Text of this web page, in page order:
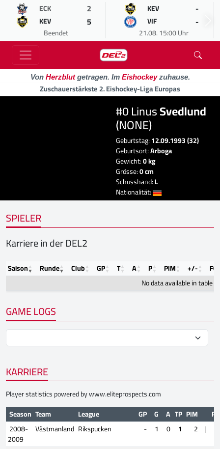
ECK 2
KEV 5
Beendet
KEV -
VIF -
21.08. 15:00 Uhr
Von Herzblutgetragen. Im Eishockeyzuhause.
Zuschauerstärkste 2. Eishockey-Liga Europas
#0 LinusSvedlund
(NONE)
Geburtstag:12.09.1993 (32)
Geburtsort:Arboga
Gewicht:0 kg
Grösse:0 cm
Schusshand:L
Nationalität:
SPIELER
Karriere in der DEL2
Saison Runde Club GP T A P PIM +/-
No data available in table
GAME LOGS
KARRIERE
Player statistics powered bywww.eliteprospects.com
Season Team League GP G A TP PIM
2008-
2009
Västmanland Rikspucken - 1 0 1 2 |